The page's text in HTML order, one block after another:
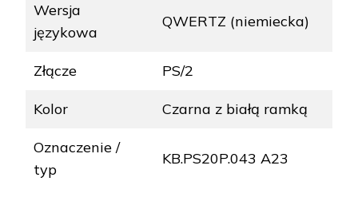
Wersja
językowa
QWERTZ (niemiecka)
Złącze PS/2
Kolor Czarna z białą ramką
Oznaczenie /
typ
KB.PS20P.043 A23